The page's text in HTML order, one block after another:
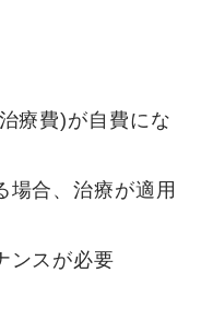
療費)が自費にな
場合、治療が適用
ンスが必要